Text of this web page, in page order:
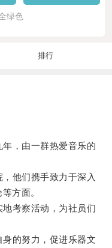
绿色
排行
，由一群热爱音乐的
他们携手致力于深入
方面。
考察活动，为社员们
的努力，促进乐器文